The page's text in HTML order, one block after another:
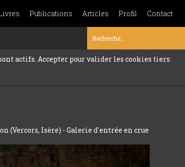
Publications Articles Profil Contact
actifs. Accepter pour valider les cookies tiers:
(Vercors, Isère) - Galerie d'entrée en crue